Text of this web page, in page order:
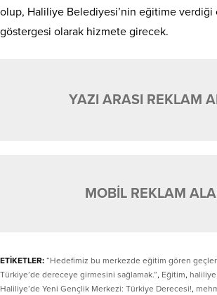
olup, Haliliye Belediyesi’nin eğitime verdiği
göstergesi olarak hizmete girecek.
YAZI ARASI REKLAM
MOBİL REKLAM
ETİKETLER: “Hedefimiz bu merkezde eğitim gören
Türkiye’de dereceye girmesini sağlamak.”, Eğitim, haliliye,
Haliliye’de Yeni Gençlik Merkezi: Türkiye Derecesi!,